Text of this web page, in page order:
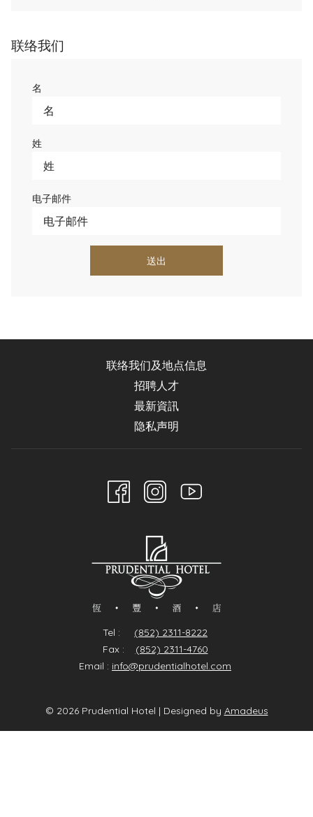
联络我们
名
姓
电子邮件
送出
联络我们及地点信息
招聘人才
最新資訊
隐私声明
Tel : (852) 2311-8222
Fax : (852) 2311-4760
Email : info@prudentialhotel.com
© 2026 Prudential Hotel | Designed by Amadeus